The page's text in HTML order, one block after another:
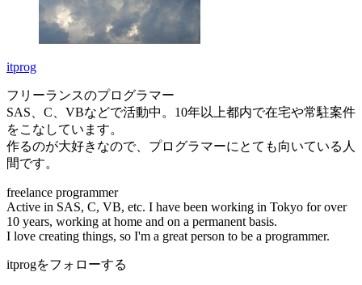
itprog
フリーランスのプログラマー
SAS、C、VBなどで活動中。10年以上都内で在宅や常駐案件
をこなしています。
作るのが大好きなので、プログラマーにとても向いている人
間です。
freelance programmer
Active in SAS, C, VB, etc. I have been working in Tokyo for over
10 years, working at home and on a permanent basis.
I love creating things, so I'm a great person to be a programmer.
itprogをフォローする